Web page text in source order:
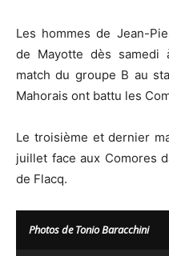
Les hommes de Jean-
de Mayotte dès samedi
match du groupe B au
Mahorais ont battu les
Le troisième et dernier
juillet face aux Comores
de Flacq.
Photos de Tonio Baracchini